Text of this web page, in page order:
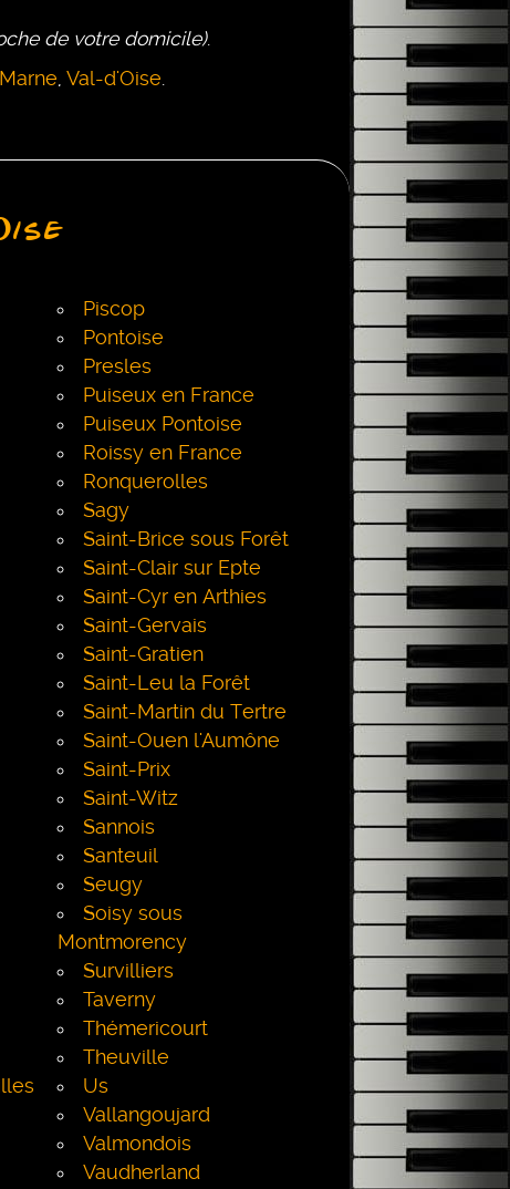
de votre domicile).
, Val-d'Oise.
Piscop
Pontoise
Presles
Puiseux en France
Puiseux Pontoise
Roissy en France
Ronquerolles
Sagy
Saint-Brice sous Forêt
Saint-Clair sur Epte
Saint-Cyr en Arthies
Saint-Gervais
Saint-Gratien
Saint-Leu la Forêt
Saint-Martin du Tertre
Saint-Ouen l'Aumône
Saint-Prix
Saint-Witz
Sannois
Santeuil
Seugy
Soisy sous
Montmorency
Survilliers
Taverny
Thémericourt
Theuville
Us
Vallangoujard
Valmondois
Vaudherland